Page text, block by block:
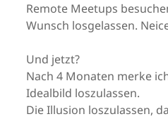
Remote Meetups
Wunsch losgelassen.
Und jetzt?
Nach 4 Monaten merke
Idealbild loszulassen.
Die Illusion loszulassen,